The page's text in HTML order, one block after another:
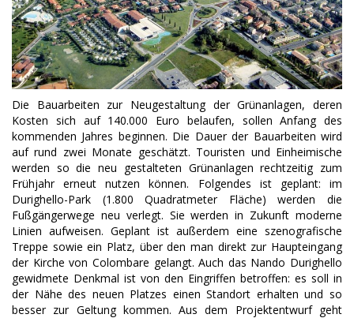
Die Bauarbeiten zur Neugestaltung der Grünanlagen, deren
Kosten sich auf 140.000 Euro belaufen, sollen Anfang des
kommenden Jahres beginnen. Die Dauer der Bauarbeiten wird
auf rund zwei Monate geschätzt. Touristen und Einheimische
werden so die neu gestalteten Grünanlagen rechtzeitig zum
Frühjahr erneut nutzen können. Folgendes ist geplant: im
Durighello-Park (1.800 Quadratmeter Fläche) werden die
Fußgängerwege neu verlegt. Sie werden in Zukunft moderne
Linien aufweisen. Geplant ist außerdem eine szenografische
Treppe sowie ein Platz, über den man direkt zur Haupteingang
der Kirche von Colombare gelangt. Auch das Nando Durighello
gewidmete Denkmal ist von den Eingriffen betroffen: es soll in
der Nähe des neuen Platzes einen Standort erhalten und so
besser zur Geltung kommen. Aus dem Projektentwurf geht